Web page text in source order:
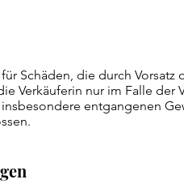
Schäden, die durch Vorsatz
Verkäuferin nur im Falle der
entgangenen